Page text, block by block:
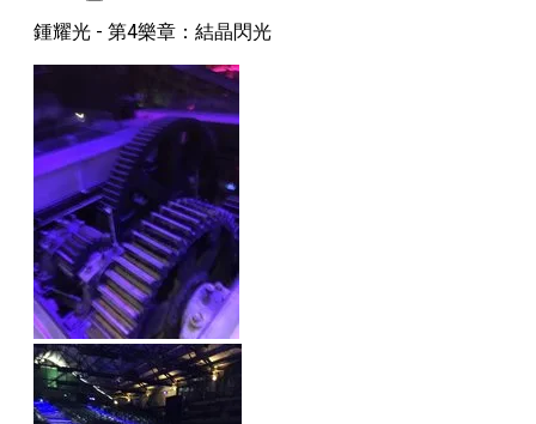
鍾耀光 - 第4樂章：結晶閃光